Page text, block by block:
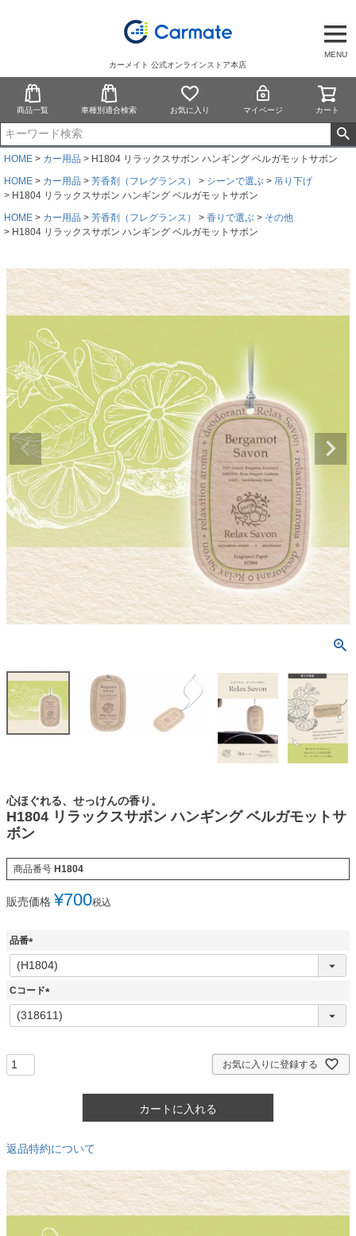
MENU
カーメイト 公式オンラインストア本店
商品一覧 車種別適合検索 お気に入り マイページ カート
HOME カー用品
H1804 リラックスサボン ハンギング ベルガモットサボン
HOME
カー用品 芳香剤（フレグランス） シーンで選ぶ
吊り下げ
H1804 リラックスサボン ハンギング ベルガモットサボン
HOME
カー用品 芳香剤（フレグランス） 香りで選ぶ
その他
H1804 リラックスサボン ハンギング ベルガモットサボン
心ほぐれる、せっけんの香り。
H1804 リラックスサボン ハンギング ベルガモットサ
ボン
商品番号 H1804
販売価格 ¥700税込
品番
(
必
須
Cコード
(
必
お気に入りに登録する
カートに入れる
返品特約について